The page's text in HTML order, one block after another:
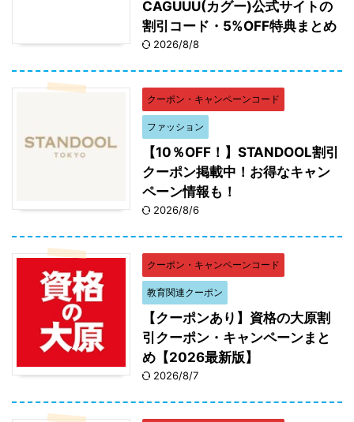
CAGUUU(カグー)公式サイトの
割引コード・5%OFF特典まとめ
2026/8/8
クーポン・キャンペーンコード
ファッション
【10％OFF！】STANDOOL割引
クーポン掲載中！お得なキャン
ペーン情報も！
2026/8/6
クーポン・キャンペーンコード
教育関連クーポン
【クーポンあり】資格の大原割
引クーポン・キャンペーンまと
め【2026最新版】
2026/8/7